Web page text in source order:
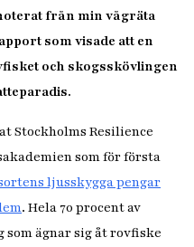
från min vågräta
som visade att en
och skogsskövlingen
Stockholms Resilience
som för första
ljusskygga pengar
. Hela 70 procent av
ägnar sig åt rovfiske